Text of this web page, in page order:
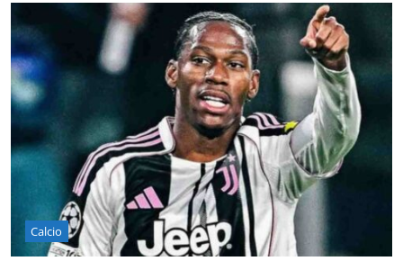
Calcio